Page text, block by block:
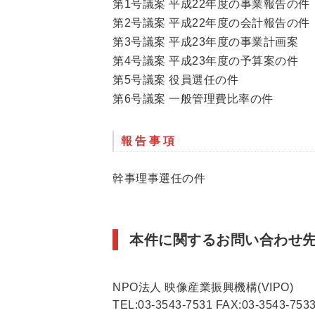
第1号議案 平成22年度の事業報告の件
第2号議案 平成22年度の会計報告の件
第3号議案 平成23年度の事業計画案
第4号議案 平成23年度の予算案の件
第5号議案 役員選任の件
第6号議案 一般管理費比率の件
報告事項
幹事理事選任の件
本件に関するお問い合わせ
NPO法人 映像産業振興機構(VIPO)
TEL:03-3543-7531 FAX:03-3543-